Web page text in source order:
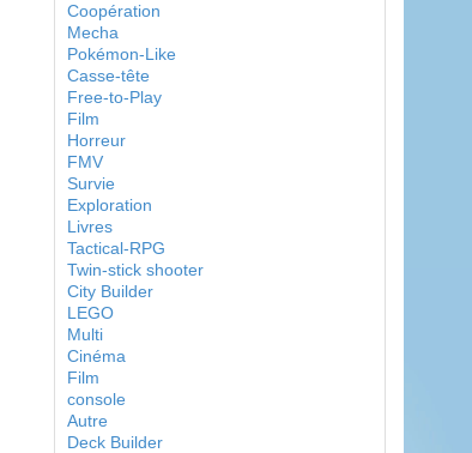
Coopération
Mecha
Pokémon-Like
Casse-tête
Free-to-Play
Film
Horreur
FMV
Survie
Exploration
Livres
Tactical-RPG
Twin-stick shooter
City Builder
LEGO
Multi
Cinéma
Film
console
Autre
Deck Builder